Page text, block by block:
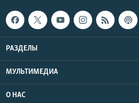
РАЗДЕЛЫ
МУЛЬТИМЕДИА
О НАС